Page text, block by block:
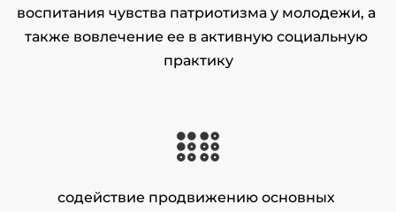
воспитания чувства патриотизма у молодежи, а
также вовлечение ее в активную социальную
практику
содействие продвижению основных